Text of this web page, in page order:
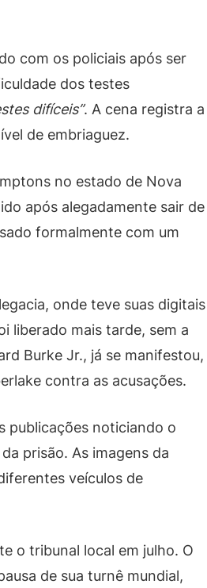
com os policiais após ser
dos testes
difíceis”. A cena registra a
de embriaguez.
no estado de Nova
após alegadamente sair de
formalmente com um
onde teve suas digitais
liberado mais tarde, sem a
Burke Jr., já se manifestou,
contra as acusações.
publicações noticiando o
prisão. As imagens da
veículos de
o tribunal local em julho. O
de sua turnê mundial,